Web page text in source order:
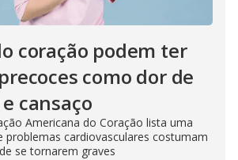
coração podem ter
como dor de
cansaço
Americana do Coração lista uma
problemas cardiovasculares costumam
se tornarem graves